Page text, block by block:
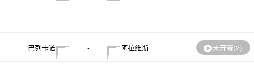
巴列卡诺 - 阿拉维斯 未开赛(2)